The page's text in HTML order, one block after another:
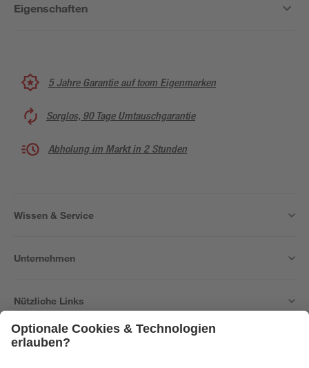
Eigenschaften
5 Jahre Garantie auf toom Eigenmarken
Sorglos, 90 Tage Umtauschgarantie
Abholung im Markt in 2 Stunden
Wissen & Service
Unternehmen
Nützliche Links